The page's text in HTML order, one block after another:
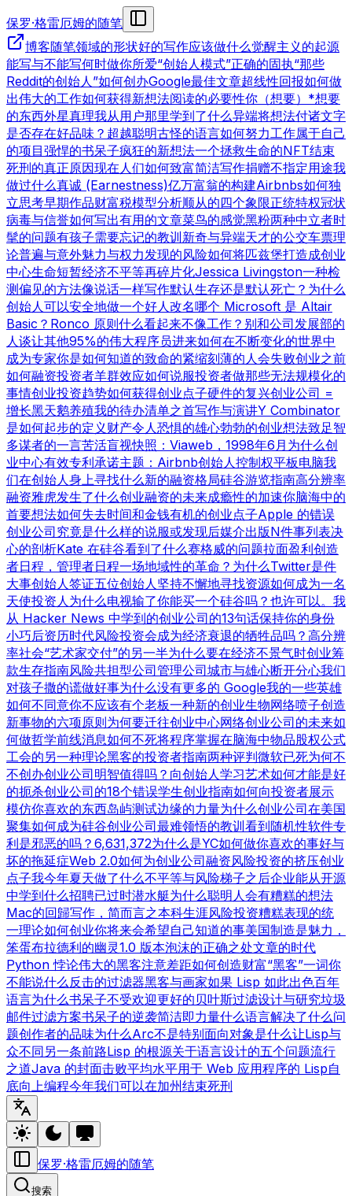
保罗·格雷厄姆的随笔
博客随笔领域的形状好的写作应该做什么觉醒主义的起源
能写与不能写何时做你所爱“创始人模式”正确的固执“那些
Reddit的创始人”如何创办Google最佳文章超线性回报如何做
出伟大的工作如何获得新想法阅读的必要性你（想要）*想要
的东西外星真理我从用户那里学到了什么异端将想法付诸文字
是否存在好品味？ 超越聪明古怪的语言如何努力工作属于自己
的项目强悍的书呆子疯狂的新想法一个拯救生命的NFT结束
死刑的真正原因现在人们如何致富简洁写作捐赠不指定用途我
做过什么真诚 (Earnestness)亿万富翁的构建Airbnbs如何独
立思考早期作品财富税模型分析顺从的四个象限正统特权冠状
病毒与信誉如何写出有用的文章菜鸟的感觉黑粉两种中立者时
髦的问题有孩子需要忘记的教训 新奇与异端天才的公交车票理
论普遍与意外魅力与权力发现的风险如何将匹兹堡打造成创业
中心生命短暂经济不平等再碎片化Jessica Livingston一种检
测偏见的方法像说话一样写作默认生存还是默认死亡？ 为什么
创始人可以安全地做一个好人改名哪个 Microsoft 是 Altair
Basic？ Ronco 原则什么看起来不像工作？ 别和公司发展部的
人谈让其他95%的伟大程序员进来如何在不断变化的世界中
成为专家你是如何知道的致命的紧缩刻薄的人会失败创业之前
如何融资投资者羊群效应如何说服投资者做那些无法规模化的
事情创业投资趋势如何获得创业点子硬件的复兴创业公司 =
增长黑天鹅养殖我的待办清单之首写作与演讲Y Combinator
是如何起步的定义财产令人恐惧的雄心勃勃的创业想法致足智
多谋者的一言苦活盲视快照：Viaweb，1998年6月 为什么创
业中心有效专利承诺主题：Airbnb创始人控制权平板电脑我
们在创始人身上寻找什么新的融资格局硅谷游览指南高分辨率
融资雅虎发生了什么创业融资的未来成瘾性的加速你脑海中的
首要想法如何失去时间和金钱有机的创业点子Apple 的错误
创业公司究竟是什么样的说服或发现后媒介出版N件事列表决
心的剖析Kate 在硅谷看到了什么赛格威的问题拉面盈利创造
者日程，管理者日程一场地域性的革命？ 为什么Twitter是件
大事创始人签证五位创始人坚持不懈地寻找资源如何成为一名
天使投资人为什么电视输了你能买一个硅谷吗？也许可以。 我
从 Hacker News 中学到的创业公司的13句话保持你的身份
小巧后资历时代风险投资会成为经济衰退的牺牲品吗？ 高分辨
率社会“艺术家交付”的另一半为什么要在经济不景气时创业筹
款生存指南风险共担型公司管理公司城市与雄心断开分心我们
对孩子撒的谎做好事为什么没有更多的 Google我的一些英雄
如何不同意你不应该有个老板一种新的创业生物网络喷子创造
新事物的六项原则为何要迁往创业中心网络创业公司的未来如
何做哲学前线消息如何不死将程序掌握在脑海中物品股权公式
工会的另一种理论黑客的投资者指南两种评判微软已死为何不
不创办创业公司明智值得吗？ 向创始人学习艺术如何才能是好
的扼杀创业公司的18个错误学生创业指南如何向投资者展示
模仿你喜欢的东西岛屿测试边缘的力量为什么创业公司在美国
聚集如何成为硅谷创业公司最难领悟的教训 看到随机性软件专
利是邪恶的吗？ 6,631,372为什么是YC如何做你喜欢的事好与
坏的拖延症Web 2.0如何为创业公司融资风险投资的挤压创业
点子我今年夏天做了什么不平等与风险梯子之后企业能从开源
中学到什么招聘已过时潜水艇为什么聪明人会有糟糕的想法
Mac的回歸写作，简而言之本科生涯风险投资糟糕表现的统
一理论如何创业你将来会希望自己知道的事美国制造是魅力，
笨蛋布拉德利的幽灵1.0 版本泡沫的正确之处文章的时代
Python 悖论伟大的黑客注意差距如何创造财富“黑客”一词你
不能说什么反击的过滤器黑客与画家如果 Lisp 如此出色百年
语言为什么书呆子不受欢迎更好的贝叶斯过滤设计与研究垃圾
邮件过滤方案书呆子的逆袭简洁即力量什么语言解决了什么问
题创作者的品味为什么Arc不是特别面向对象是什么让Lisp与
众不同另一条前路Lisp 的根源关于语言设计的五个问题流行
之道Java 的封面击败平均水平用于 Web 应用程序的 Lisp自
底向上编程今年我们可以在加州结束死刑
保罗·格雷厄姆的随笔
搜索